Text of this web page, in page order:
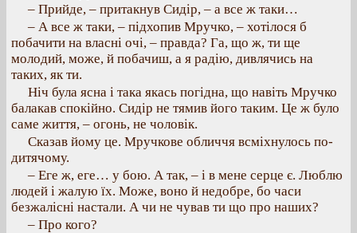
– Прийде, – притакнув Сидір, – а все ж таки…
– А все ж таки, – підхопив Мручко, – хотілося б
побачити на власні очі, – правда? Га, що ж, ти ще
молодий, може, й побачиш, а я радію, дивлячись на
таких, як ти.
Ніч була ясна і така якась погідна, що навіть Мручко
балакав спокійно. Сидір не тямив його таким. Це ж було
саме життя, – огонь, не чоловік.
Сказав йому це. Мручкове обличчя всміхнулось по-
дитячому.
– Еге ж, еге… у бою. А так, – і в мене серце є. Люблю
людей і жалую їх. Може, воно й недобре, бо часи
безжалісні настали. А чи не чував ти що про наших?
– Про кого?